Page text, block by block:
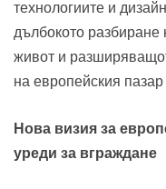
технологиите и
дълбокото
живот и
на европейския
Нова визия за
уреди за вграждане